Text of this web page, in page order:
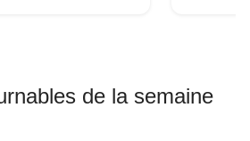
de la semaine